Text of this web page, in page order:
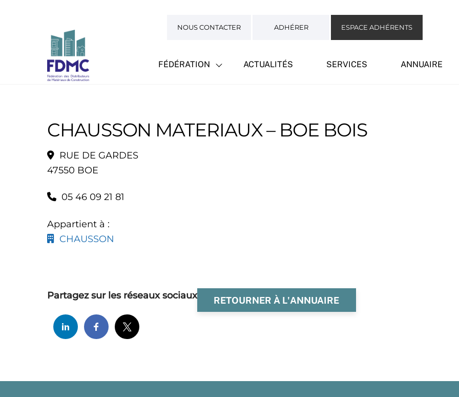
NOUS CONTACTER ADHÉRER ESPACE ADHÉRENTS
FÉDÉRATION ACTUALITÉS SERVICES ANNUAIRE
CHAUSSON MATERIAUX – BOE BOIS
RUE DE GARDES
47550 BOE
05 46 09 21 81
Appartient à :
CHAUSSON
RETOURNER À L'ANNUAIRE
Partagez sur les réseaux sociaux